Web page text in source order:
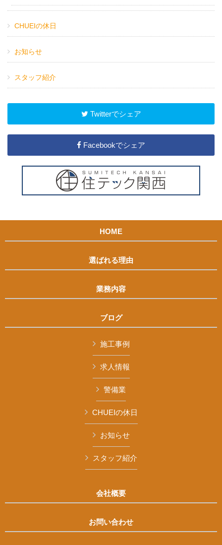
CHUEIの休日
お知らせ
スタッフ紹介
Twitterでシェア
Facebookでシェア
HOME
選ばれる理由
業務内容
ブログ
施工事例
求人情報
警備業
CHUEIの休日
お知らせ
スタッフ紹介
会社概要
お問い合わせ